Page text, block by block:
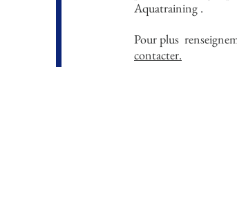
Aquatraining .
Pour plus
contacter.